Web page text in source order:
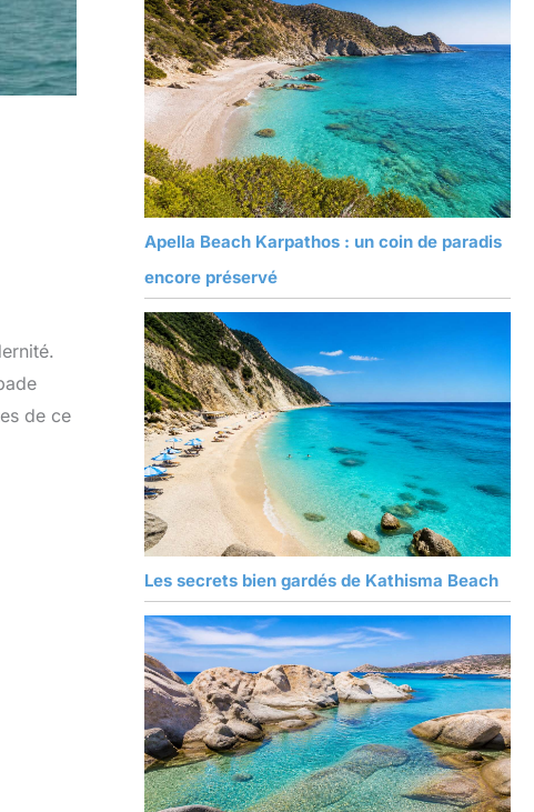
de ce
Apella Beach Karpathos : un coin de paradis
encore préservé
Les secrets bien gardés de Kathisma Beach